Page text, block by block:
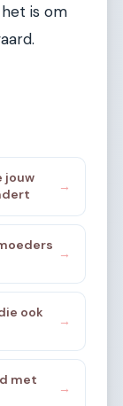
is om
jouw
→
→
ook
→
met
→